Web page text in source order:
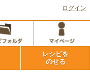
ログイン
レシピを
のせる